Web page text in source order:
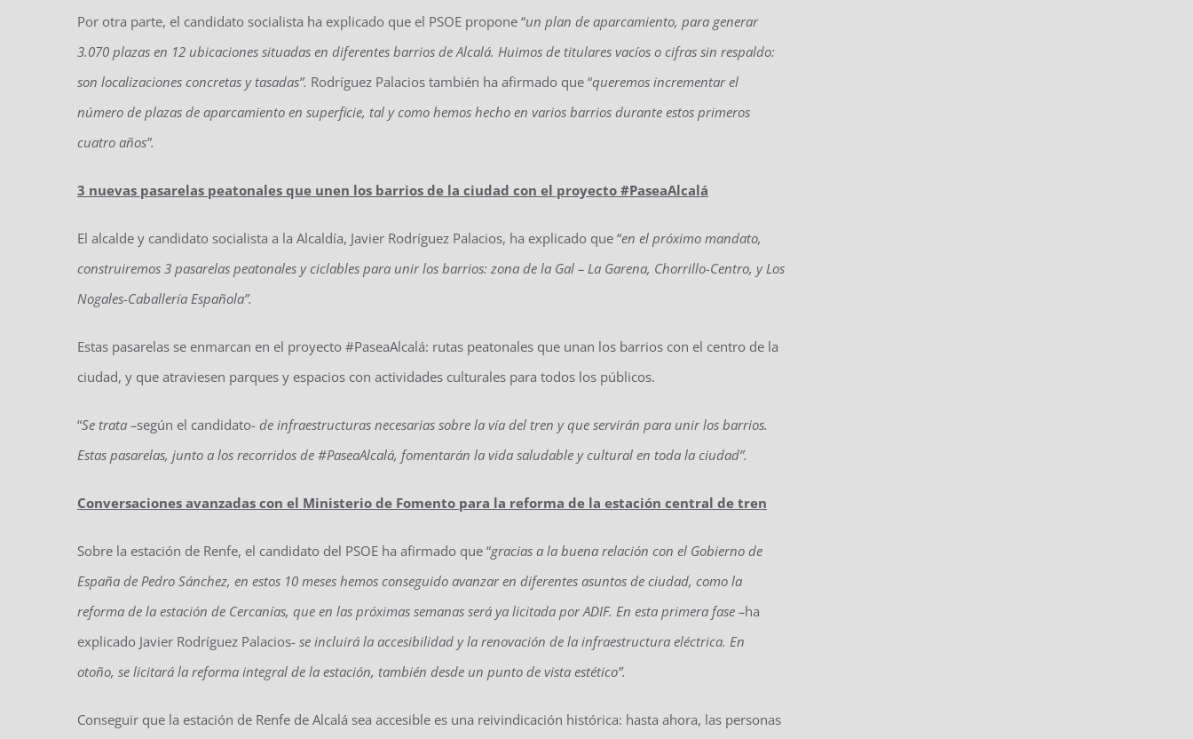
Por otra parte, el candidato socialista ha explicado que el PSOE propone “un plan de aparcamiento, para generar
3.070 plazas en 12 ubicaciones situadas en diferentes barrios de Alcalá. Huimos de titulares vacíos o cifras sin respaldo:
son localizaciones concretas y tasadas”. Rodríguez Palacios también ha afirmado que “queremos incrementar el
número de plazas de aparcamiento en superficie, tal y como hemos hecho en varios barrios durante estos primeros
cuatro años”.
3 nuevas pasarelas peatonales que unen los barrios de la ciudad con el proyecto #PaseaAlcalá
El alcalde y candidato socialista a la Alcaldía, Javier Rodríguez Palacios, ha explicado que “en el próximo mandato,
construiremos 3 pasarelas peatonales y ciclables para unir los barrios: zona de la Gal – La Garena, Chorrillo-Centro, y Los
Nogales-Caballería Española”.
Estas pasarelas se enmarcan en el proyecto #PaseaAlcalá: rutas peatonales que unan los barrios con el centro de la
ciudad, y que atraviesen parques y espacios con actividades culturales para todos los públicos.
“Se trata –según el candidato- de infraestructuras necesarias sobre la vía del tren y que servirán para unir los barrios.
Estas pasarelas, junto a los recorridos de #PaseaAlcalá, fomentarán la vida saludable y cultural en toda la ciudad”.
Conversaciones avanzadas con el Ministerio de Fomento para la reforma de la estación central de tren
Sobre la estación de Renfe, el candidato del PSOE ha afirmado que “gracias a la buena relación con el Gobierno de
España de Pedro Sánchez, en estos 10 meses hemos conseguido avanzar en diferentes asuntos de ciudad, como la
reforma de la estación de Cercanías, que en las próximas semanas será ya licitada por ADIF. En esta primera fase –ha
explicado Javier Rodríguez Palacios- se incluirá la accesibilidad y la renovación de la infraestructura eléctrica. En
otoño, se licitará la reforma integral de la estación, también desde un punto de vista estético”.
Conseguir que la estación de Renfe de Alcalá sea accesible es una reivindicación histórica: hasta ahora, las personas